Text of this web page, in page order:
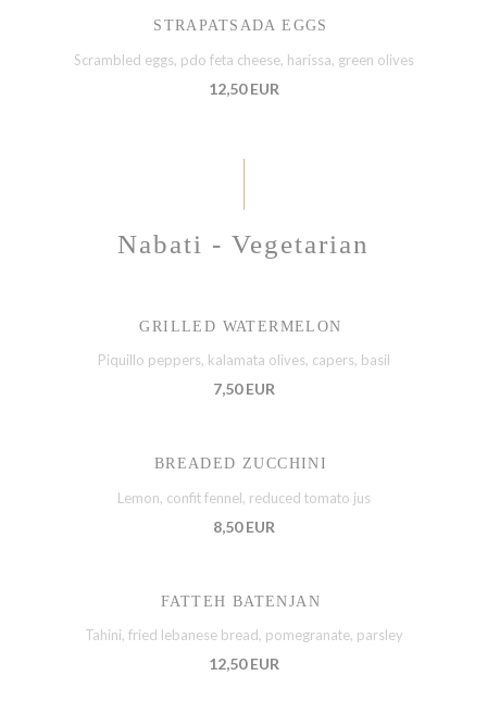
STRAPATSADA EGGS
Scrambled eggs, pdo feta cheese, harissa, green olives
12,50 EUR
Nabati - Vegetarian
GRILLED WATERMELON
Piquillo peppers, kalamata olives, capers, basil
7,50 EUR
BREADED ZUCCHINI
Lemon, confit fennel, reduced tomato jus
8,50 EUR
FATTEH BATENJAN
Tahini, fried lebanese bread, pomegranate, parsley
12,50 EUR